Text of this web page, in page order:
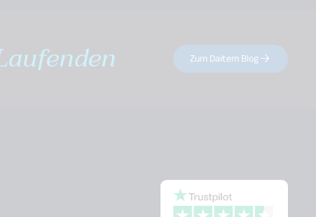
Zum Daitem Blog